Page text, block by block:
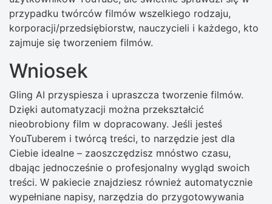
przypadku twórców filmów wszelkiego rodzaju,
korporacji/przedsiębiorstw, nauczycieli i każdego, kto
zajmuje się tworzeniem filmów.
Wniosek
Gling AI przyspiesza i upraszcza tworzenie filmów.
Dzięki automatyzacji można przekształcić
nieobrobiony film w dopracowany. Jeśli jesteś
YouTuberem i twórcą treści, to narzędzie jest dla
Ciebie idealne – zaoszczędzisz mnóstwo czasu,
dbając jednocześnie o profesjonalny wygląd swoich
treści. W pakiecie znajdziesz również automatycznie
wypełniane napisy, narzędzia do przygotowywania